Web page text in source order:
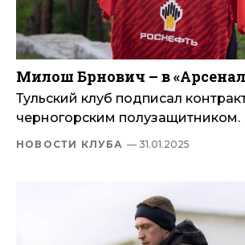
Милош Брнович – в
Тульский клуб подписал
черногорским полузащитником.
НОВОСТИ КЛУБА — 31.01.2025